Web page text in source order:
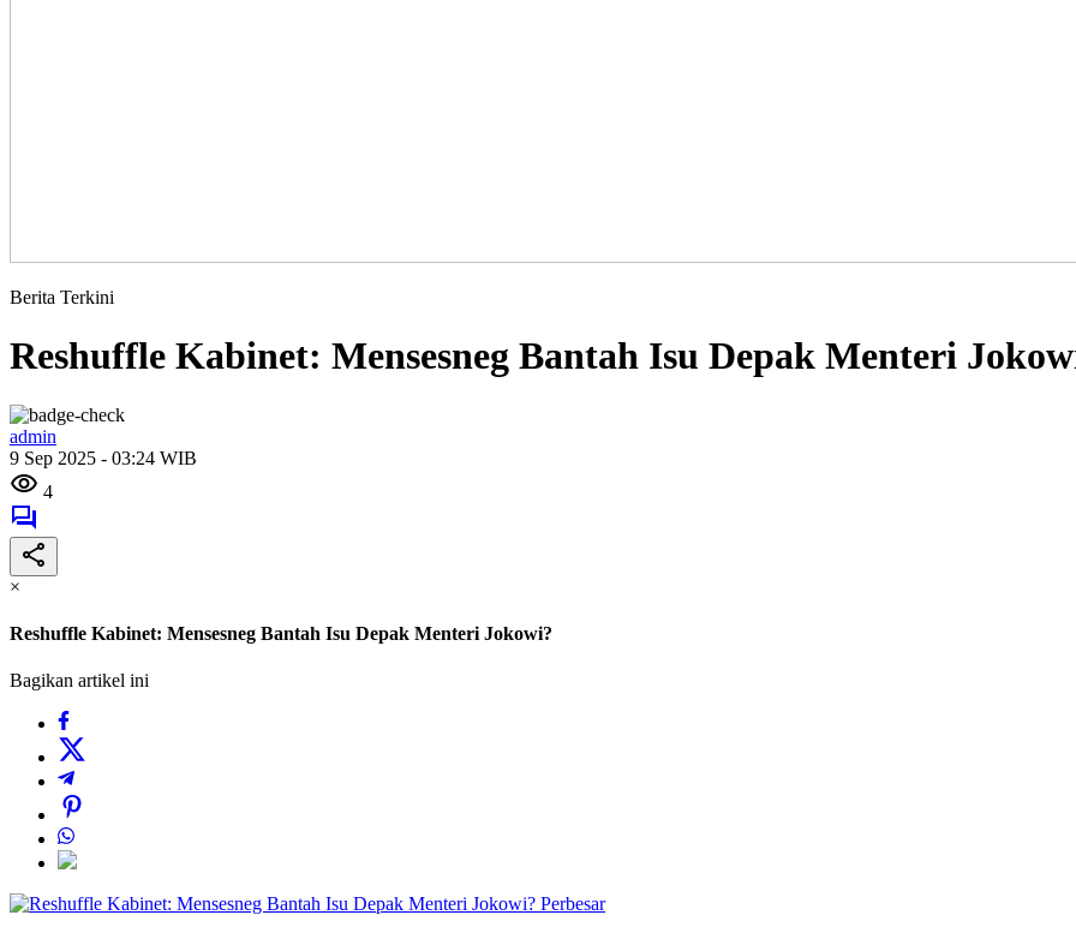
Berita Terkini
Reshuffle Kabinet: Mensesneg Bantah Isu Depak Menteri
admin
9 Sep 2025 - 03:24 WIB
4
×
Reshuffle Kabinet: Mensesneg Bantah Isu Depak Menteri Jokowi?
Bagikan artikel ini
Perbesar